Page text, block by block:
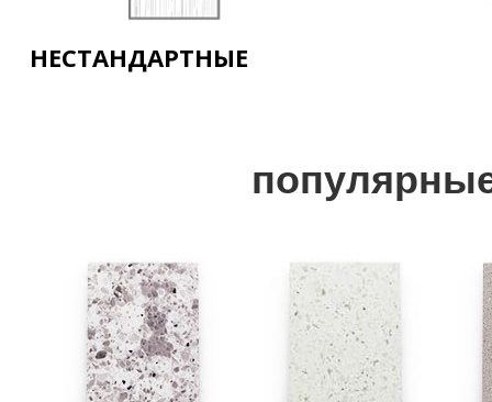
НЕСТАНДАРТНЫЕ